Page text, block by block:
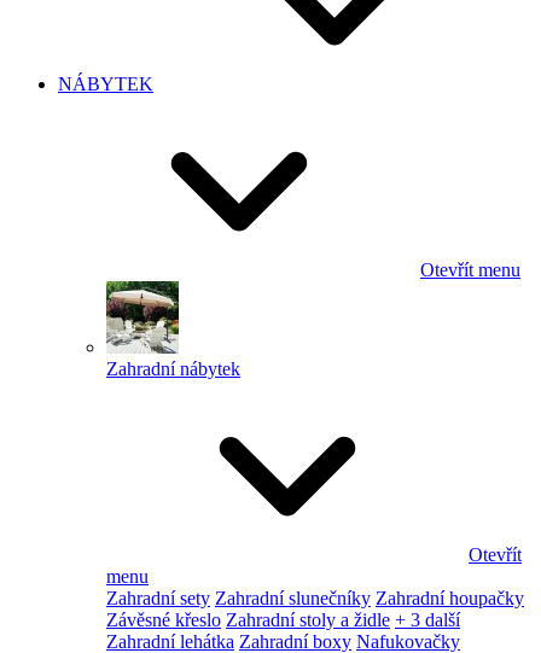
NÁBYTEK
Otevřít menu
Zahradní nábytek
Otevřít
menu
Zahradní sety Zahradní slunečníky Zahradní houpačky
Závěsné křeslo Zahradní stoly a židle + 3 další
Zahradní lehátka Zahradní boxy Nafukovačky